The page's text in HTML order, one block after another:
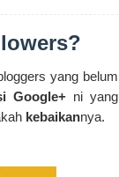
yang belum
Google+ ni yang
kebaikannya.